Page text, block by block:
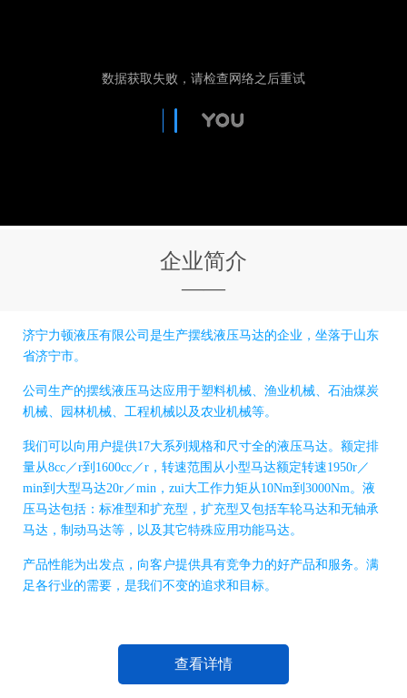
企业简介
——
济宁力顿液压有限公司是生产摆线液压马达的企业，坐落于山东
省济宁市。
公司生产的摆线液压马达应用于塑料机械、渔业机械、石油煤炭
机械、园林机械、工程机械以及农业机械等。
我们可以向用户提供17大系列规格和尺寸全的液压马达。额定排
量从8cc／r到1600cc／r，转速范围从小型马达额定转速1950r／
min到大型马达20r／min，zui大工作力矩从10Nm到3000Nm。液
压马达包括：标准型和扩充型，扩充型又包括车轮马达和无轴承
马达，制动马达等，以及其它特殊应用功能马达。
产品性能为出发点，向客户提供具有竞争力的好产品和服务。满
足各行业的需要，是我们不变的追求和目标。
查看详情